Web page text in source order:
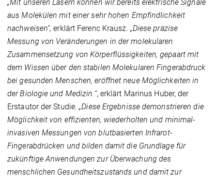
„Mit unseren Lasern können wir bereits elektrische Signale
aus Molekülen mit einer sehr hohen Empfindlichkeit
nachweisen“, erklärt Ferenc Krausz. „Diese präzise
Messung von Veränderungen in der molekularen
Zusammensetzung von Körperflüssigkeiten, gepaart mit
dem Wissen über den stabilen Molekularen Fingerabdruck
bei gesunden Menschen, eröffnet neue Möglichkeiten in
der Biologie und Medizin.“, erklärt Marinus Huber, der
Erstautor der Studie.„Diese Ergebnisse demonstrieren die
Möglichkeit von effizienten, wiederholten und minimal-
invasiven Messungen von blutbasierten Infrarot-
Fingerabdrücken und bilden damit die Grundlage für
zukünftige Anwendungen zur Überwachung des
menschlichen Gesundheitszustands und damit zur